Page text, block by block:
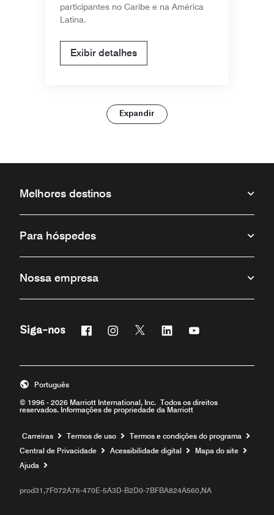
participantes no Caribe e na América
Latina.
Exibir detalhes
Expandir
Melhores destinos
Para hóspedes
Nossa empresa
Siga-nos FacebookInstagram
Twitter Linkedin
© 1996 - 2026 Marriott International, Inc. Todos os direitos
reservados. Informações de propriedade da Marriott
Português
Carreiras Termos de uso
Termos e condições do programa
Central de Privacidade
Acessibilidade digital
Mapa do site
Ajuda
prod31,7F072A76-470E-5A3D-B2D0-7BFBA824A560,NA